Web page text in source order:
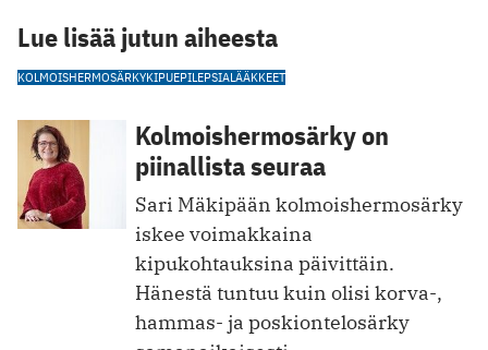
Lue lisää jutun aiheesta
KOLMOISHERMOSÄRKYKIPUEPILEPSIALÄÄKKEET
Kolmoishermosärky on
piinallista seuraa
Sari Mäkipään kolmois­hermosärky
iskee voimakkaina
kipukohtauksina päivittäin.
Hänestä tuntuu kuin olisi korva-,
hammas- ja poskiontelosärky